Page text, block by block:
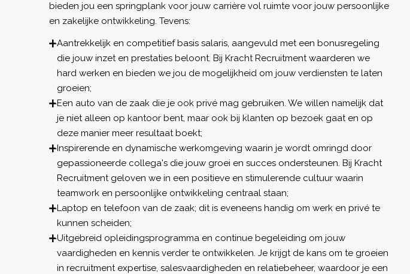
bieden jou een springplank voor jouw carrière vol ruimte voor jouw persoonlijke
en zakelijke ontwikkeling. Tevens:
Aantrekkelijk en competitief basis salaris, aangevuld met een bonusregeling
die jouw inzet en prestaties beloont. Bij Kracht Recruitment waarderen we
hard werken en bieden we jou de mogelijkheid om jouw verdiensten te laten
groeien;
Een auto van de zaak die je ook privé mag gebruiken. We willen namelijk dat
je niet alleen op kantoor bent, maar ook bij klanten op bezoek gaat en op
deze manier meer resultaat boekt;
Inspirerende en dynamische werkomgeving waarin je wordt omringd door
gepassioneerde collega's die jouw groei en succes ondersteunen. Bij Kracht
Recruitment geloven we in een positieve en stimulerende cultuur waarin
teamwork en persoonlijke ontwikkeling centraal staan;
Laptop en telefoon van de zaak; dit is eveneens handig om werk en privé te
kunnen scheiden;
Uitgebreid opleidingsprogramma en continue begeleiding om jouw
vaardigheden en kennis verder te ontwikkelen. Je krijgt de kans om te groeien
in recruitment expertise, salesvaardigheden en relatiebeheer, waardoor je een